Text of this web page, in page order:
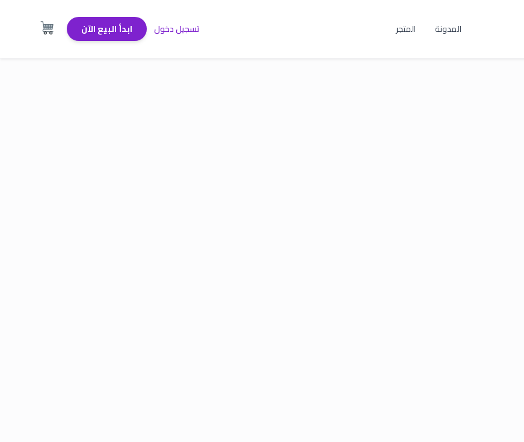
المدونة المتجر تسجيل دخول ابدأ البيع الآن